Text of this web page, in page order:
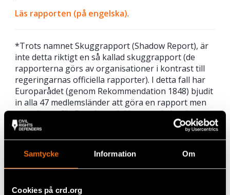
Samtycke Information Om
Cookies på crd.org
Läs rapporten (på engelska).
*Trots namnet Skuggrapport (Shadow Report), är
inte detta riktigt en så kallad skuggrapport (de
rapporterna görs av organisationer i kontrast till
regeringarnas officiella rapporter). I detta fall har
Europarådet (genom Rekommendation 1848) bjudit
in alla 47 medlemsländer att göra en rapport men
regeringen för Bosnien och Hercegovia har inte
gjort någon.
Facebook
Europa